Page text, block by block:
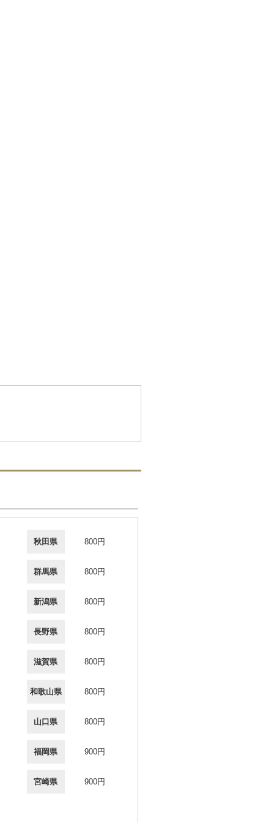
秋田県 800円
群馬県 800円
新潟県 800円
長野県 800円
滋賀県 800円
和歌山県 800円
山口県 800円
福岡県 900円
宮崎県 900円